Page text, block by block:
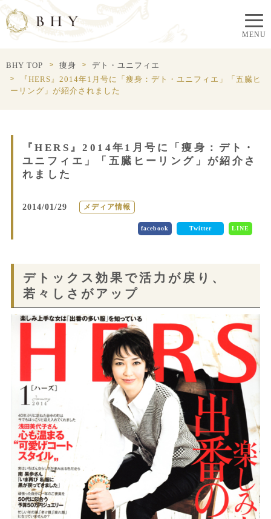
BHY TOP 痩身
デト・ユニフィエ
『HERS』2014年1月号に「痩身：デト・ユニフィエ」「五臓ヒ
ーリング」が紹介されました
『HERS』2014年1月号に「痩身：デト・
ユニフィエ」「五臓ヒーリング」が紹介さ
れました
2014/01/29 メディア情報
facebook Twitter LINE
デトックス効果で活力が戻り、
若々しさがアップ